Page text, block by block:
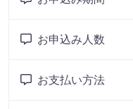
お申込み人数
お支払い方法